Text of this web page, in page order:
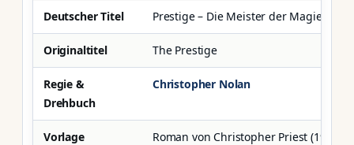
Deutscher Titel Prestige – Die Meister der Magie
Originaltitel The Prestige
Regie &
Drehbuch
Christopher Nolan
Vorlage Roman von Christopher Priest (1995)